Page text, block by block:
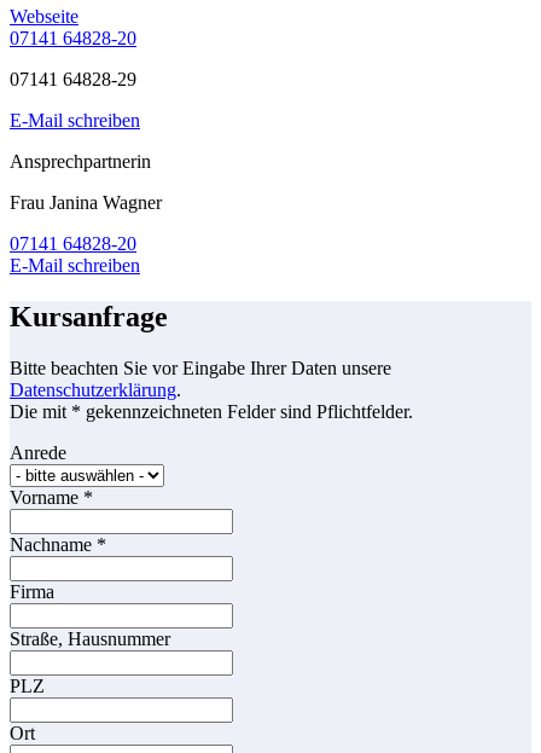
Webseite
07141 64828-20
07141 64828-29
E-Mail schreiben
Ansprechpartnerin
Frau Janina Wagner
07141 64828-20
E-Mail schreiben
Kursanfrage
Bitte beachten Sie vor Eingabe Ihrer Daten unsere
Datenschutzerklärung.
Die mit * gekennzeichneten Felder sind Pflichtfelder.
Anrede
Vorname *
Nachname *
Firma
Straße, Hausnummer
PLZ
Ort